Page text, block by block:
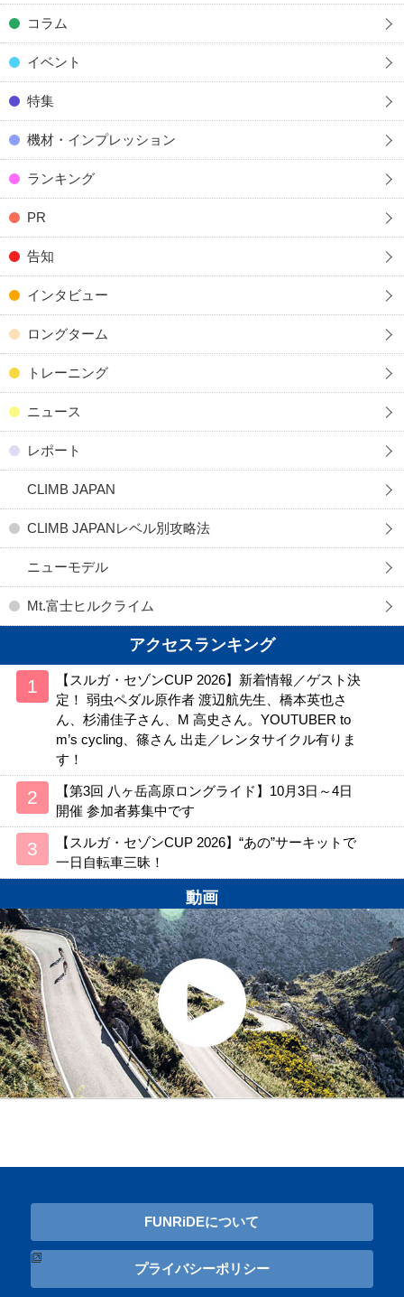
コラム
イベント
特集
機材・インプレッション
ランキング
PR
告知
インタビュー
ロングターム
トレーニング
ニュース
レポート
CLIMB JAPAN
CLIMB JAPANレベル別攻略法
ニューモデル
Mt.富士ヒルクライム
アクセスランキング
【スルガ・セゾンCUP 2026】新着情報／ゲスト決
定！ 弱虫ペダル原作者 渡辺航先生、橋本英也さ
ん、杉浦佳子さん、M 高史さん。YOUTUBER to
m’s cycling、篠さん 出走／レンタサイクル有りま
す！
【第3回 八ヶ岳高原ロングライド】10月3日～4日
開催 参加者募集中です
【スルガ・セゾンCUP 2026】“あの”サーキットで
一日自転車三昧！
動画
FUNRiDEについて
プライバシーポリシー